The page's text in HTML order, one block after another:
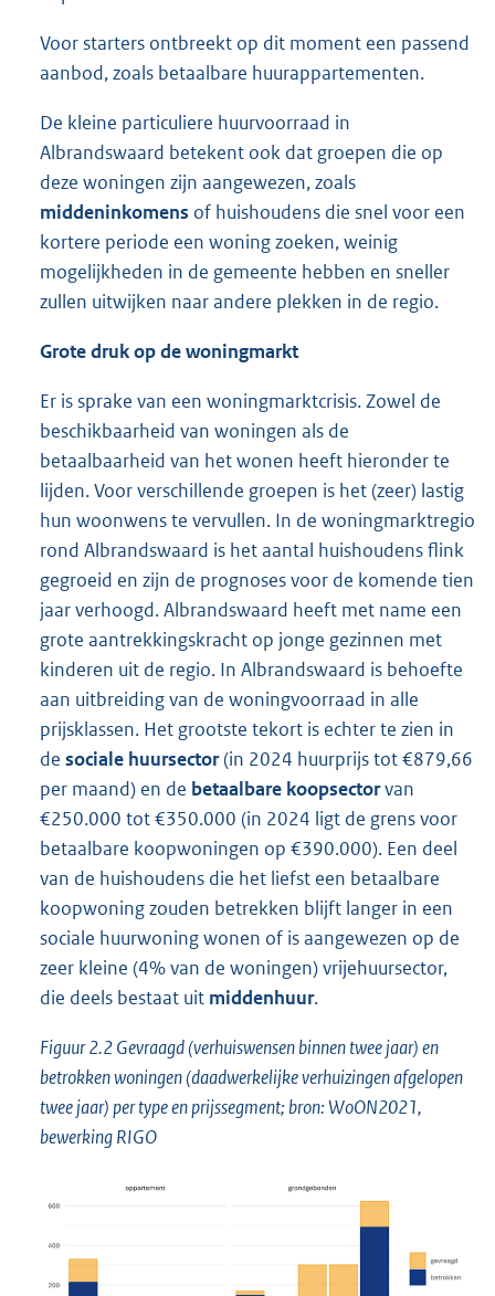
Voor starters ontbreekt op dit moment een passend
aanbod, zoals betaalbare huurappartementen.
De kleine particuliere huurvoorraad in
Albrandswaard betekent ook dat groepen die op
deze woningen zijn aangewezen, zoals
middeninkomens of huishoudens die snel voor een
kortere periode een woning zoeken, weinig
mogelijkheden in de gemeente hebben en sneller
zullen uitwijken naar andere plekken in de regio.
Grote druk op de woningmarkt
Er is sprake van een woningmarktcrisis. Zowel de
beschikbaarheid van woningen als de
betaalbaarheid van het wonen heeft hieronder te
lijden. Voor verschillende groepen is het (zeer) lastig
hun woonwens te vervullen. In de woningmarktregio
rond Albrandswaard is het aantal huishoudens flink
gegroeid en zijn de prognoses voor de komende tien
jaar verhoogd. Albrandswaard heeft met name een
grote aantrekkingskracht op jonge gezinnen met
kinderen uit de regio. In Albrandswaard is behoefte
aan uitbreiding van de woningvoorraad in alle
prijsklassen. Het grootste tekort is echter te zien in
de sociale huursector(in 2024 huurprijs tot €879,66
per maand) en de betaalbare koopsectorvan
€250.000 tot €350.000 (in 2024 ligt de grens voor
betaalbare koopwoningen op €390.000). Een deel
van de huishoudens die het liefst een betaalbare
koopwoning zouden betrekken blijft langer in een
sociale huurwoning wonen of is aangewezen op de
zeer kleine (4% van de woningen) vrijehuursector,
die deels bestaat uit middenhuur.
Figuur 2.2 Gevraagd (verhuiswensen binnen twee jaar) en
betrokken woningen (daadwerkelijke verhuizingen afgelopen
twee jaar) per type en prijssegment; bron: WoON2021,
bewerking RIGO